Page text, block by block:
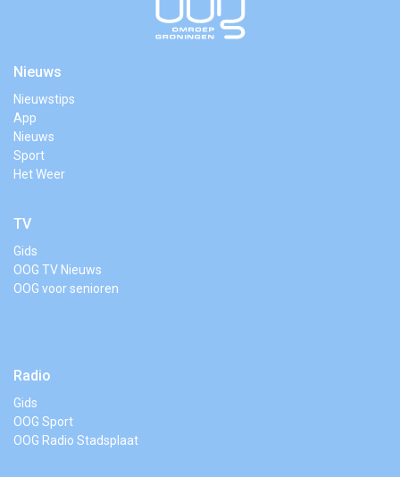
Nieuws
Nieuwstips
App
Nieuws
Sport
Het Weer
TV
Gids
OOG TV Nieuws
OOG voor senioren
Radio
Gids
OOG Sport
OOG Radio Stadsplaat